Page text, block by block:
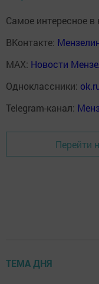
Самое интересное
ВКонтакте:
MAX: Новости
Одноклассники:
Telegram-канал:
Перейти
ТЕМА ДНЯ